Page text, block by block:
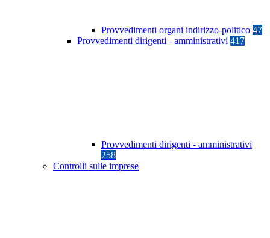
Provvedimenti organi indirizzo-politico 47
Provvedimenti dirigenti - amministrativi 417
Provvedimenti dirigenti - amministrativi
258
Controlli sulle imprese